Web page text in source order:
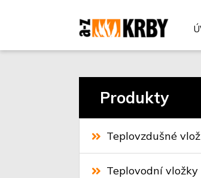
Produkty
Teplovzdušné
Teplovodní vložky